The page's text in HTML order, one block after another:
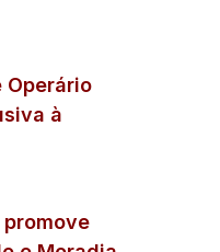
Operário
à
promove